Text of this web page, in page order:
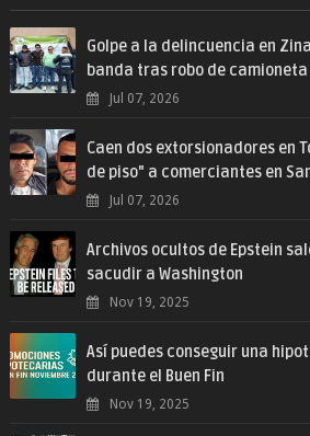
Golpe a la delincuencia en
banda tras robo de
Jul 07, 2026
Caen dos extorsionadores en
de piso" a comerciantes en
Jul 07, 2026
Archivos ocultos de Epstein
sacudir a Washington
Nov 19, 2025
Así puedes conseguir una
durante el Buen Fin
Nov 19, 2025